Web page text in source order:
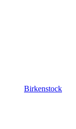
Birkenstock